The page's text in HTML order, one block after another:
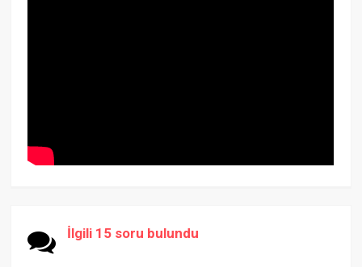
İlgili 15 soru bulundu